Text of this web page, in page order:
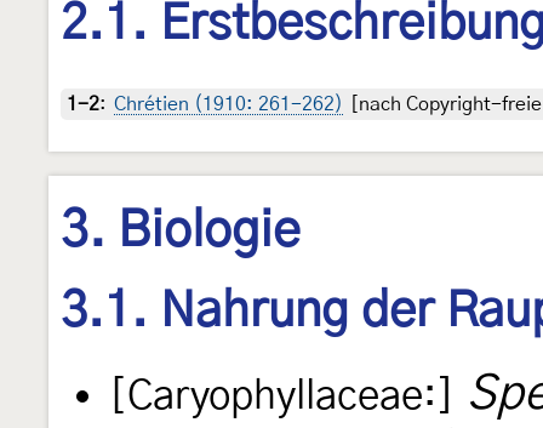
2.1.
1-2: Chrétien (1910: 261-262) [nach Copyright-
3. Biologie
3.1. Nahrung der
[Caryophyllaceae:]